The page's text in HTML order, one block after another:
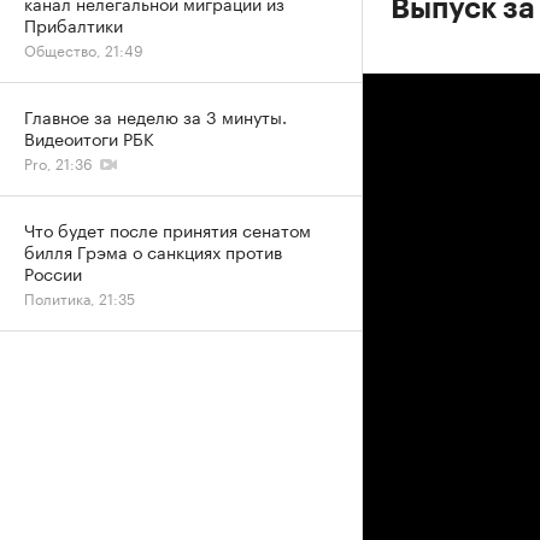
Выпуск
Прибалтики
Общество, 21:49
Главное за неделю за 3 минуты.
Видеоитоги РБК
Pro, 21:36
Что будет после принятия сенатом
билля Грэма о санкциях против
России
Политика, 21:35